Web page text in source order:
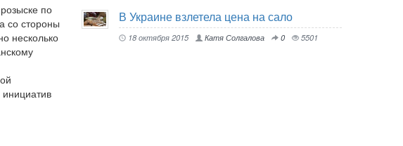
по
со стороны
несколько
В Украине взлетела цена на сало
18 октября 2015 Катя Солгалова 0 5501